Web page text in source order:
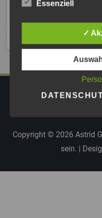
IMPRESSUM
Copyright © 2026 Astrid
sein. |
Essenziell
✓